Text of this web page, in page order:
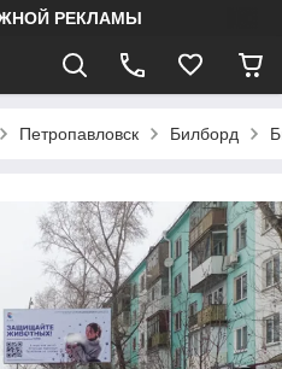
РЕКЛАМЫ
Петропавловск Билборд